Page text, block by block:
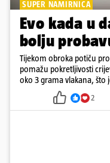
SUPER NAMIRNICA
Evo kada u
bolju
Tijekom obroka potiču
pomažu pokretljivosti
oko 3 grama vlakana, što
2